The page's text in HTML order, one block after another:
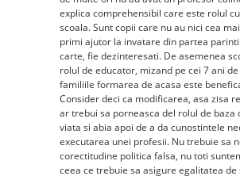
explica comprehensibil care este rolul
scoala. Sunt copii care nu au nici cea
primi ajutor la invatare din partea
carte, fie dezinteresati. De asemenea
rolul de educator, mizand pe cei 7 ani
familiile formarea de acasa este
Consider deci ca modificarea, asa zisa
ar trebui sa porneasca del rolul de baza
viata si abia apoi de a da cunostintele
executarea unei profesii. Nu trebuie sa
corectitudine politica falsa, nu toti
ceea ce trebuie sa asigure egalitatea